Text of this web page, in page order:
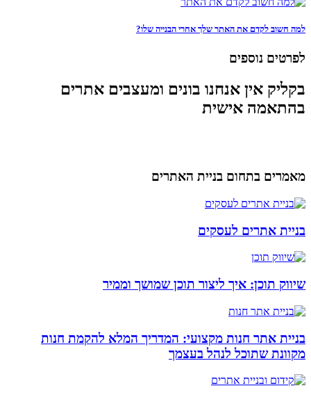
למה חשוב לקדם את האתר שלך אחרי הבנייה שלו?
לפרטים נוספים
בקליק אין אנחנו בונים ומעצבים אתרים
בהתאמה אישית
מאמרים בתחום בניית האתרים
בניית אתרים לעסקים
שיווק תוכן: איך ליצור תוכן שמושך וממיר
בניית אתר חנות מקצועי: המדריך המלא להקמת חנות
מקוונת שתוכל לנהל בעצמך